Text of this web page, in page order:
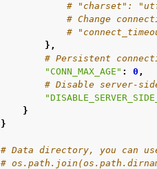
# "charset":
# Change
#
},
# Persistent
"CONN_MAX_AGE" : 0 ,
# Disable server-
}
}
# Data directory, you can
#